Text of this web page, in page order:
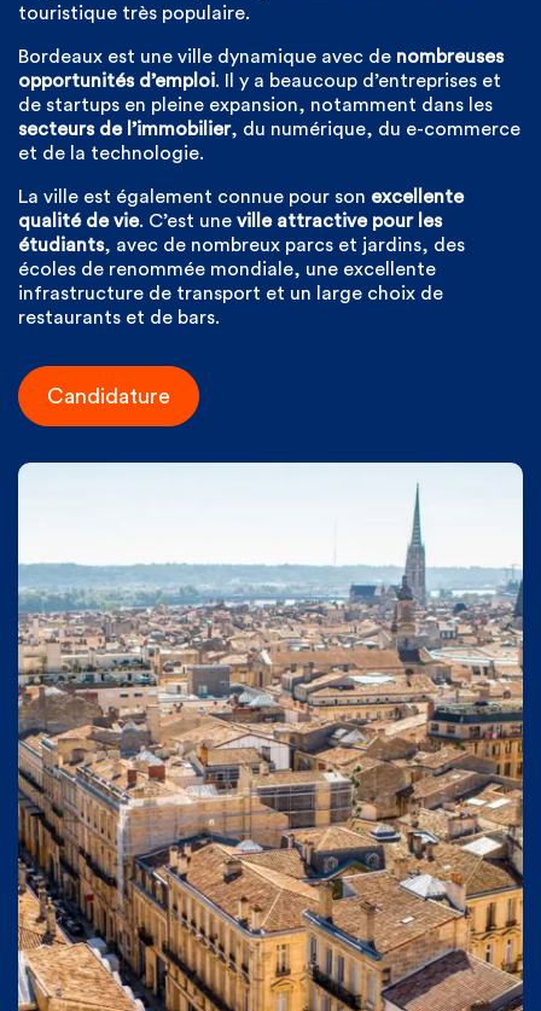
touristique très populaire.
Bordeaux est une ville dynamique avec de nombreuses
opportunités d’emploi. Il y a beaucoup d’entreprises et
de startups en pleine expansion, notamment dans les
secteurs de l’immobilier, du numérique, du e-commerce
et de la technologie.
La ville est également connue pour son excellente
qualité de vie. C’est une ville attractive pour les
étudiants, avec de nombreux parcs et jardins, des
écoles de renommée mondiale, une excellente
infrastructure de transport et un large choix de
restaurants et de bars.
Candidature